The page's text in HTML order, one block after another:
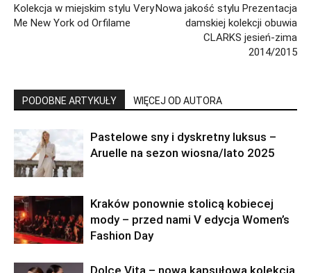
Kolekcja w miejskim stylu Very
Me New York od Orfilame
Nowa jakość stylu Prezentacja
damskiej kolekcji obuwia
CLARKS jesień-zima
2014/2015
PODOBNE ARTYKUŁY WIĘCEJ OD AUTORA
Pastelowe sny i dyskretny luksus –
Aruelle na sezon wiosna/lato 2025
Kraków ponownie stolicą kobiecej
mody – przed nami V edycja Women’s
Fashion Day